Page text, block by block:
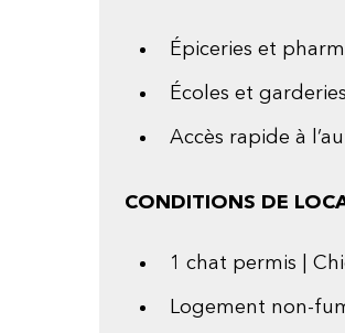
Épiceries et
Écoles et garderies
Accès rapide à
CONDITIONS DE
1 chat permis |
Logement non-